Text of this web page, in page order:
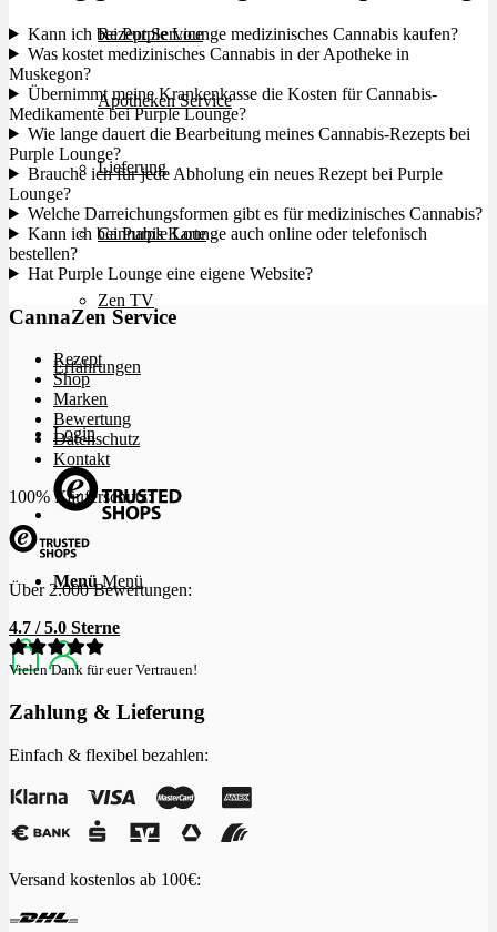
Rezept Service
Apotheken Service
Lieferung
Cannabis Karte
Zen TV
Erfahrungen
Login
Menü Menü
Kann ich bei Purple Lounge medizinisches Cannabis kaufen?
Was kostet medizinisches Cannabis in der Apotheke in
Muskegon?
Übernimmt meine Krankenkasse die Kosten für Cannabis-
Medikamente bei Purple Lounge?
Wie lange dauert die Bearbeitung meines Cannabis-Rezepts bei
Purple Lounge?
Brauche ich für jede Abholung ein neues Rezept bei Purple
Lounge?
Welche Darreichungsformen gibt es für medizinisches Cannabis?
Kann ich bei Purple Lounge auch online oder telefonisch
bestellen?
Hat Purple Lounge eine eigene Website?
CannaZen Service
Rezept
Shop
Marken
Bewertung
Datenschutz
Kontakt
100% Käuferschutz:
Über 2.000 Bewertungen:
4.7 / 5.0 Sterne
Vielen Dank für euer Vertrauen!
Zahlung & Lieferung
Einfach & flexibel bezahlen:
Versand kostenlos ab 100€: